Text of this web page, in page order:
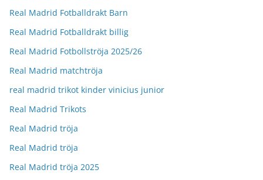
Real Madrid Fotballdrakt Barn
Real Madrid Fotballdrakt billig
Real Madrid Fotbollströja 2025/26
Real Madrid matchtröja
real madrid trikot kinder vinicius junior
Real Madrid Trikots
Real Madrid tröja
Real Madrid tröja
Real Madrid tröja 2025